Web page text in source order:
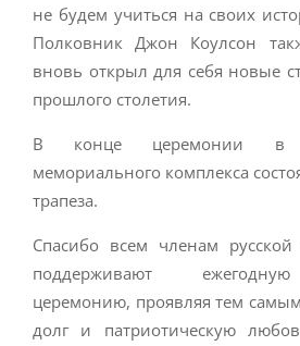
не будем учиться на своих
Полковник Джон Коулсон
вновь открыл для себя новые
прошлого столетия.
В конце церемонии в
мемориального комплекса
трапеза.
Спасибо всем членам
поддерживают
церемонию, проявляя тем
долг и патриотическую